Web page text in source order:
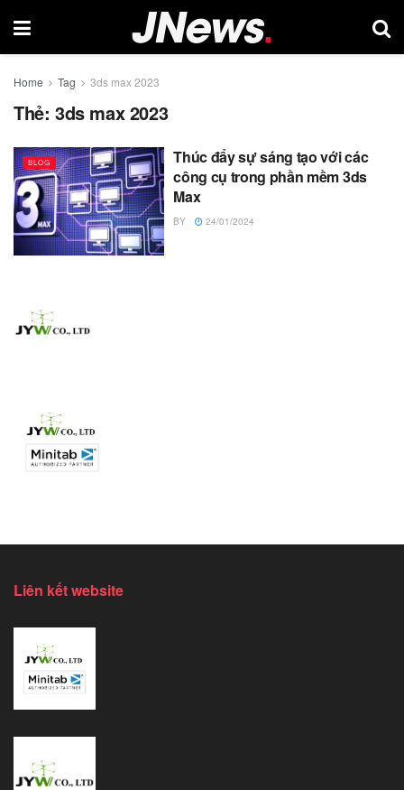
Home Tag 3ds max 2023
Thẻ: 3ds max 2023
BLOG
Thúc đẩy sự sáng tạo với các
công cụ trong phần mềm 3ds
Max
BY 24/01/2024
Liên kết website